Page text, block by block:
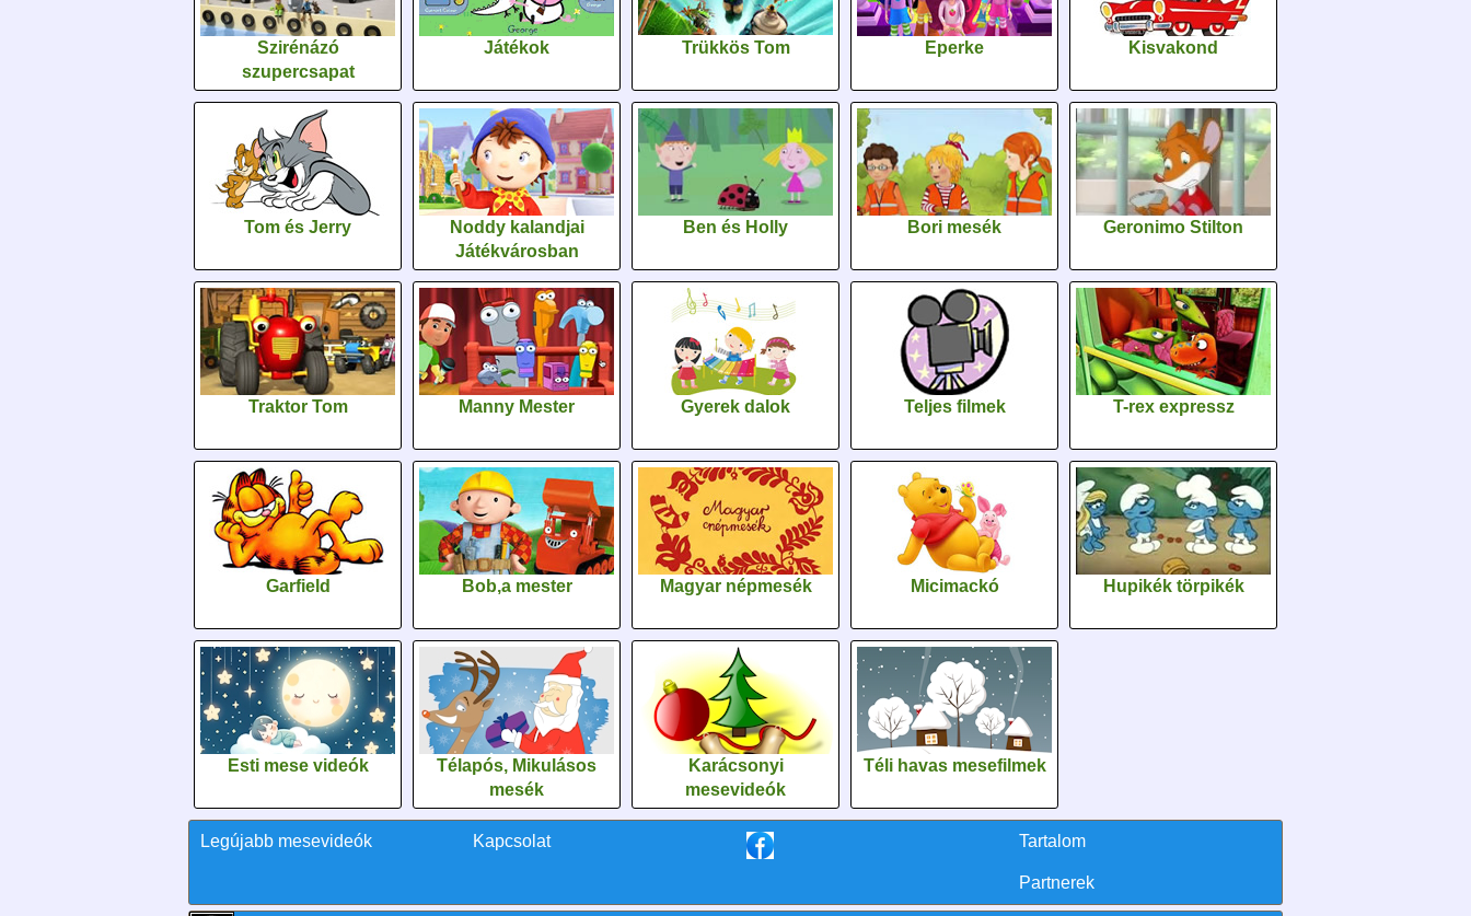
Szirénázó
szupercsapat
Játékok Trükkös Tom Eperke Kisvakond
Tom és Jerry
Noddy kalandjai
Játékvárosban
Ben és Holly Bori mesék Geronimo Stilton
Traktor Tom Manny Mester Gyerek dalok Teljes filmek T-rex expressz
Garfield Bob,a mester Magyar népmesék Micimackó Hupikék törpikék
Esti mese videók
Télapós, Mikulásos
mesék
Karácsonyi
mesevideók
Téli havas mesefilmek
Legújabb mesevideók Kapcsolat Tartalom
Partnerek